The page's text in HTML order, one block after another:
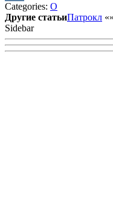
VK
Categories: О
Другие статьиПатрокл «»
Sidebar